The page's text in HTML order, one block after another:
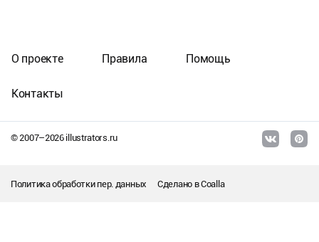
© 2007–2026illustrators.ru
О проекте Правила Помощь
Контакты
Политика обработки пер. данных Сделано вCoalla